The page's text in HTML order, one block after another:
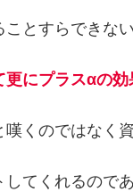
とすらできな
にプラスαの効
くのではなく
てくれるので